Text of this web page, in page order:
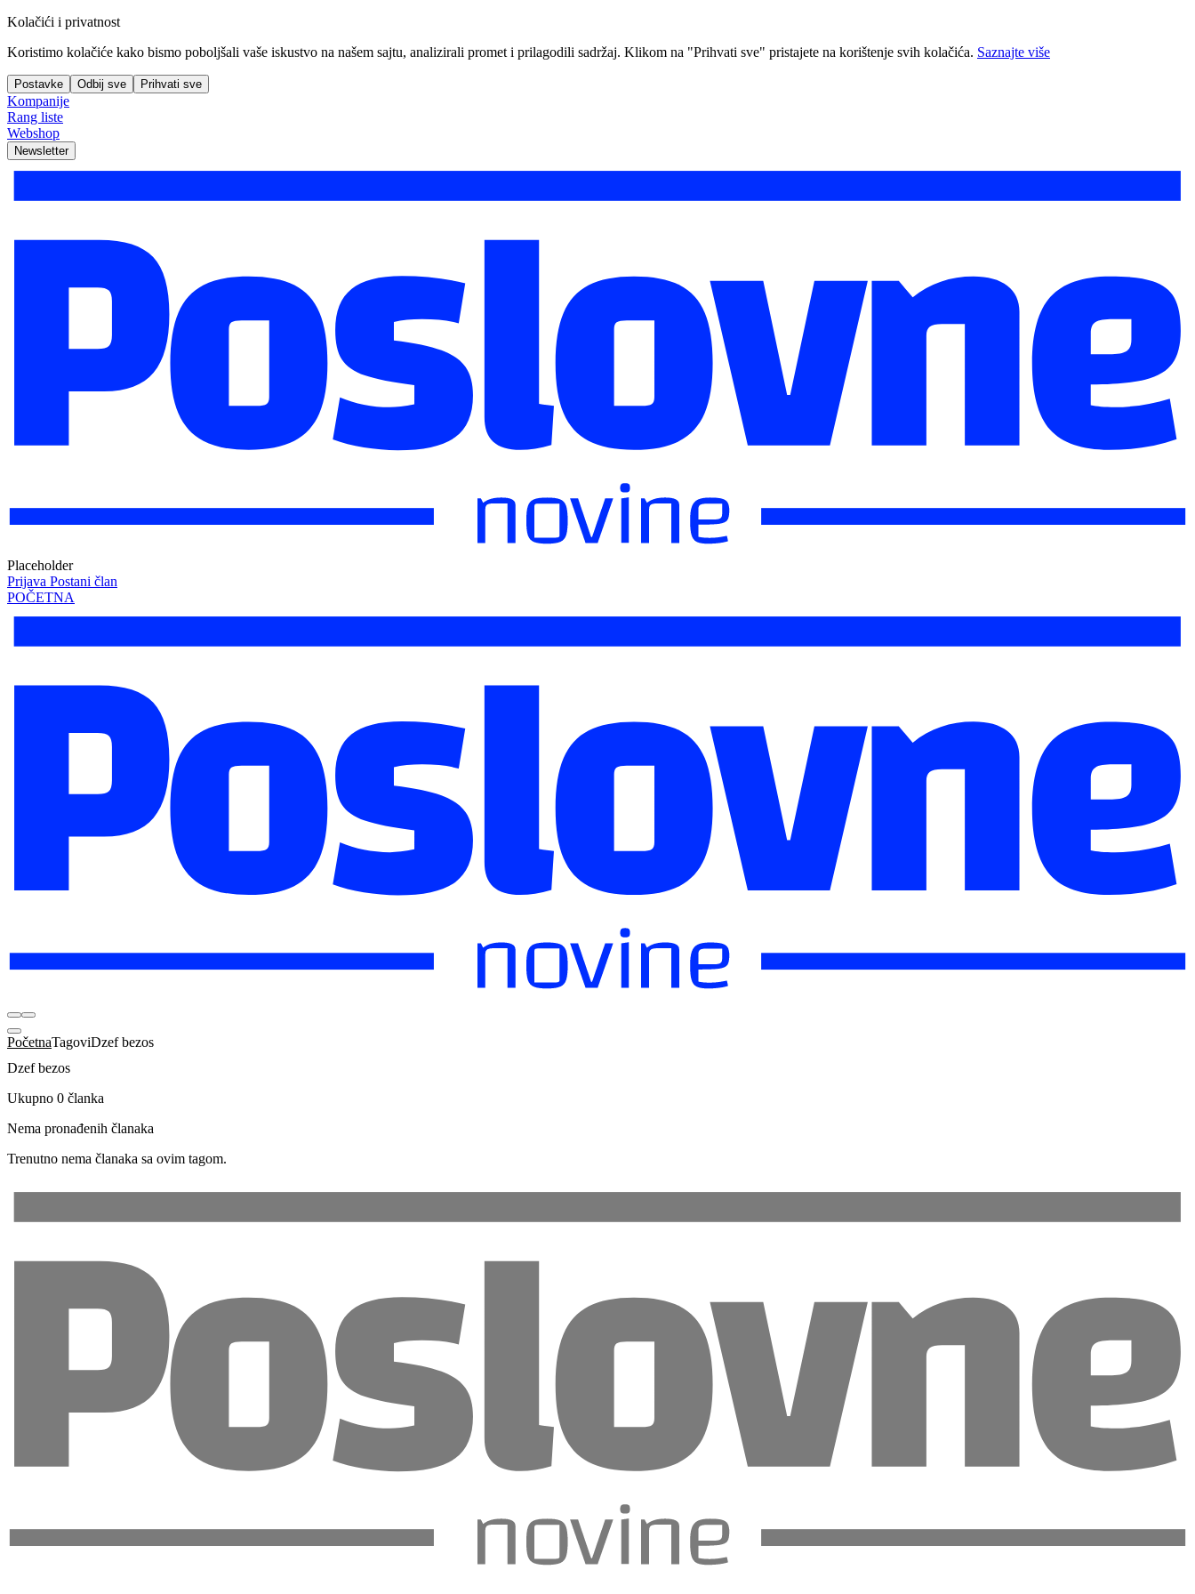
Kolačići i privatnost
Koristimo kolačiće kako bismo poboljšali vaše iskustvo na našem sajtu, analizirali promet i prilagodili sadržaj. Klikom na "Prihvati sve" pristajete na korištenje svih kolačića. Saznajte više
Postavke Odbij sve Prihvati sve
Kompanije
Rang liste
Webshop
Newsletter
Placeholder
Prijava Postani član
POČETNA
PočetnaTagoviDzef bezos
Dzef bezos
Ukupno 0 članka
Nema pronađenih članaka
Trenutno nema članaka sa ovim tagom.